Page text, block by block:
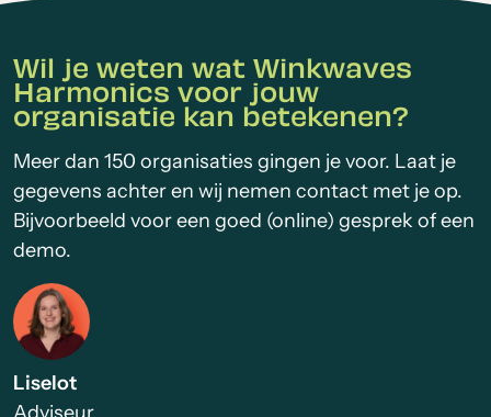
Wil je weten wat Winkwaves
Harmonics voor jouw
organisatie kan betekenen?
Meer dan 150 organisaties gingen je voor. Laat je
gegevens achter en wij nemen contact met je op.
Bijvoorbeeld voor een goed (online) gesprek of een
demo.
Liselot